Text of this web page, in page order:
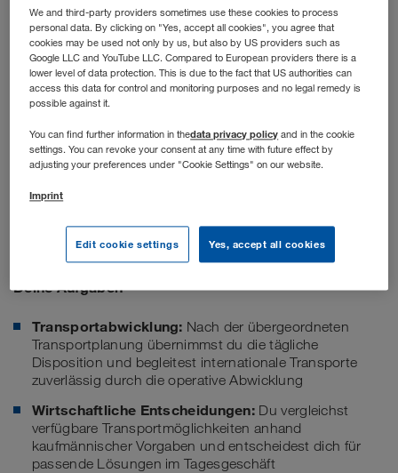
Stellenbeschreibung
Deine Aufgaben
Transportabwicklung: Nach der übergeordneten
Transportplanung übernimmst du die tägliche
Disposition und begleitest internationale Transporte
zuverlässig durch die operative Abwicklung
Wirtschaftliche Entscheidungen: Du vergleichst
verfügbare Transportmöglichkeiten anhand
kaufmännischer Vorgaben und entscheidest dich für
passende Lösungen im Tagesgeschäft
We and third-party providers sometimes use these cookies to process
personal data. By clicking on "Yes, accept all cookies", you agree that
cookies may be used not only by us, but also by US providers such as
Google LLC and YouTube LLC. Compared to European providers there is a
lower level of data protection. This is due to the fact that US authorities can
access this data for control and monitoring purposes and no legal remedy is
possible against it.
You can find further information in thedata privacy policy and in the cookie
settings. You can revoke your consent at any time with future effect by
adjusting your preferences under "Cookie Settings" on our website.
Imprint
Edit cookie settings Yes, accept all cookies